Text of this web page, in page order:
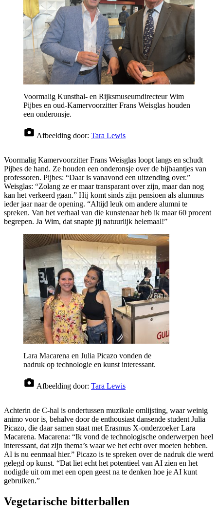
Voormalig Kunsthal- en Rijksmuseumdirecteur Wim
Pijbes en oud-Kamervoorzitter Frans Weisglas houden
een onderonsje.
Afbeelding door: Tara Lewis
Voormalig Kamervoorzitter Frans Weisglas loopt langs en schudt
Pijbes de hand. Ze houden een onderonsje over de bijbaantjes van
professoren. Pijbes: “Daar is vanavond een uitzending over.”
Weisglas: “Zolang ze er maar transparant over zijn, maar dan nog
kan het verkeerd gaan.” Hij komt sinds zijn pensioen als alumnus
ieder jaar naar de opening. “Altijd leuk om andere alumni te
spreken. Van het verhaal van die kunstenaar heb ik maar 60 procent
begrepen. Ja Wim, dat snapte jij natuurlijk helemaal!”
Lara Macarena en Julia Picazo vonden de
nadruk op technologie en kunst interessant.
Afbeelding door: Tara Lewis
Achterin de C-hal is ondertussen muzikale omlijsting, waar weinig
animo voor is, behalve door de enthousiast dansende student Julia
Picazo, die daar samen staat met Erasmus X-onderzoeker Lara
Macarena. Macarena: “Ik vond de technologische onderwerpen heel
interessant, dat zijn thema’s waar we het echt over moeten hebben.
AI is nu eenmaal hier.” Picazo is te spreken over de nadruk die werd
gelegd op kunst. “Dat liet echt het potentieel van AI zien en het
nodigde uit om met een open geest na te denken hoe je AI kunt
gebruiken.”
Vegetarische bitterballen